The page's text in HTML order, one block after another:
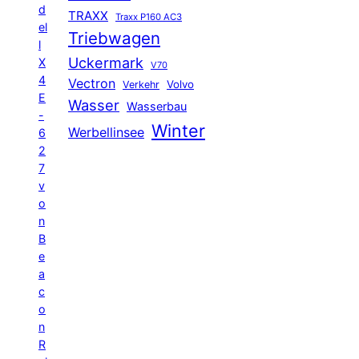
d
el
l
X
4
E
-
6
2
7
v
o
n
B
e
a
c
o
n
R
TRAXX
Traxx P160 AC3
Triebwagen
Uckermark V70
Vectron Verkehr Volvo
Wasser Wasserbau
Werbellinsee Winter